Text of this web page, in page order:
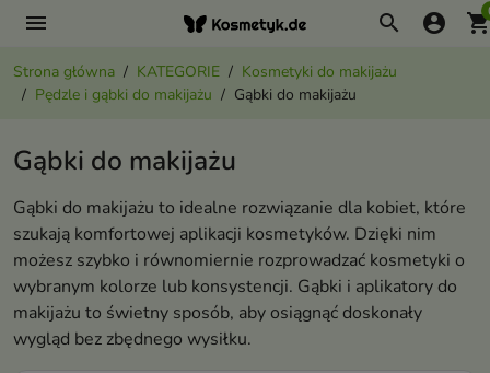
menu search account_circle
Strona główna KATEGORIE
Kosmetyki do makijażu
Pędzle i gąbki do makijażu
Gąbki do makijażu
Gąbki do makijażu
Gąbki do makijażu to idealne rozwiązanie dla kobiet, które
szukają komfortowej aplikacji kosmetyków. Dzięki nim
możesz szybko i równomiernie rozprowadzać kosmetyki o
wybranym kolorze lub konsystencji. Gąbki i aplikatory do
makijażu to świetny sposób, aby osiągnąć doskonały
wygląd bez zbędnego wysiłku.